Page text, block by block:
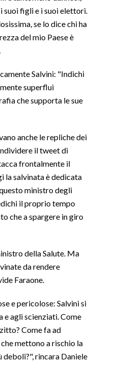
suoi figli e i suoi elettori.
se lo dice chi ha
del mio Paese è
Salvini: "Indichi
superflui
che supporta le sue
anche le repliche dei
il tweet di
frontalmente il
la salvinata è dedicata
ministro degli
il proprio tempo
che a spargere in giro
della Salute. Ma
da rendere
Faraone.
e pericolose: Salvini si
e agli scienziati. Come
Come fa ad
mettono a rischio la
deboli?", rincara Daniele